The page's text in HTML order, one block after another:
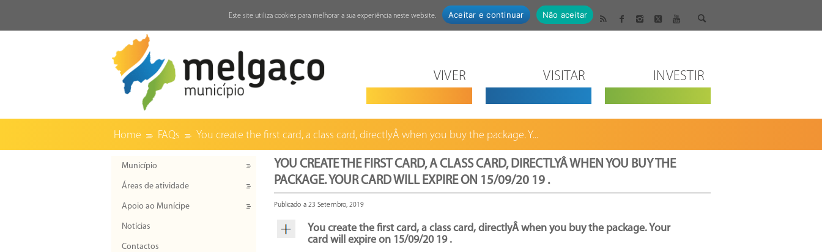
VIVER VISITAR INVESTIR
Home FAQs You create the first card, a class card, directlyÂ when you buy the package. Y...
YOU CREATE THE FIRST CARD, A CLASS CARD, DIRECTLYÂ WHEN YOU BUY THE
PACKAGE. YOUR CARD WILL EXPIRE ON 15/09/20 19 .
Publicado a 23 Setembro, 2019
You create the first card, a class card, directlyÂ when you buy the package. Your
card will expire on 15/09/20 19 .
Município
Áreas de atividade
Apoio ao Munícipe
Notícias
Contactos
Este site utiliza cookies para melhorar a sua experiência neste website. Aceitar e continuar Não aceitar